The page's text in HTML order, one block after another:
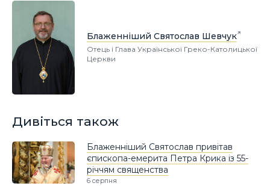
Блаженніший Святослав Шевчук
Отець і Глава Української Греко-Католицької
Церкви
Дивіться також
Блаженніший Святослав привітав
єпископа-емерита Петра Крика із 55-
річчям священства
6 серпня